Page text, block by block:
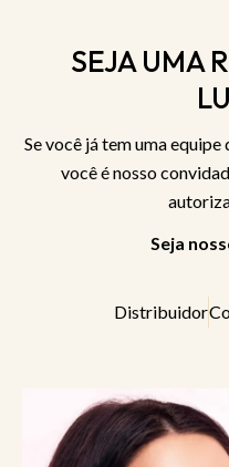
SEJA UMA
Se você já tem uma
você é nosso
Seja
Distribuidor